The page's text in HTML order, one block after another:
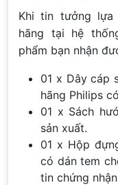
Khi tin tưởng lựa
hãng tại hệ
phẩm bạn nhận
01 x Dây cáp
hãng Philips
01 x Sách
sản xuất.
01 x Hộp
có dán tem
tin chứng